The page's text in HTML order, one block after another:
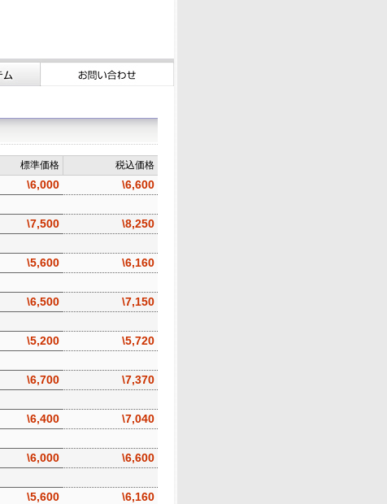
標準価格
税込価格
\6,000 \6,600
\7,500 \8,250
\5,600 \6,160
\6,500 \7,150
\5,200 \5,720
\6,700 \7,370
\6,400 \7,040
\6,000 \6,600
\5,600 \6,160